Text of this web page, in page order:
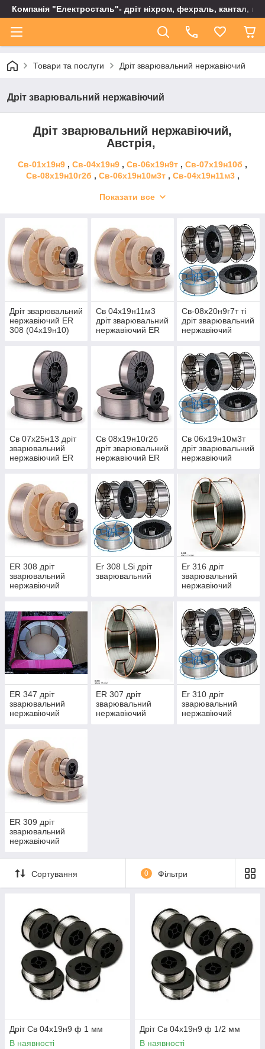
Компанія "Електросталь"- дріт ніхром, фехраль, кантал,
Товари та послуги Дріт зварювальний нержавіючий
Дріт зварювальний нержавіючий
Дріт зварювальний нержавіючий,
Австрія,
Св-01х19н9 , Св-04х19н9 , Св-06х19н9т , Св-07х19н10б ,
Св-08х19н10г2б , Св-06х19н10м3т , Св-04х19н11м3,
er 347,er 316,
Показати все
Дріт зварювальний
нержавіючий ER
308 (04х19н10)
Св 04х19н11м3
дріт зварювальний
нержавіючий ER
Св-08х20н9г7т ті
дріт зварювальний
нержавіючий
Св 07х25н13 дріт
зварювальний
нержавіючий ER
Св 08х19н10г2б
дріт зварювальний
нержавіючий ER
Св 06х19н10м3т
дріт зварювальний
нержавіючий
ER 308 дріт
зварювальний
нержавіючий
Er 308 LSi дріт
зварювальний
Er 316 дріт
зварювальний
нержавіючий
ER 347 дріт
зварювальний
нержавіючий
ER 307 дріт
зварювальний
нержавіючий
Er 310 дріт
зварювальний
нержавіючий
ER 309 дріт
зварювальний
нержавіючий
Сортування 0 Фільтри
Дріт Св 04х19н9 ф 1 мм
В наявності
Дріт Св 04х19н9 ф 1/2 мм
В наявності